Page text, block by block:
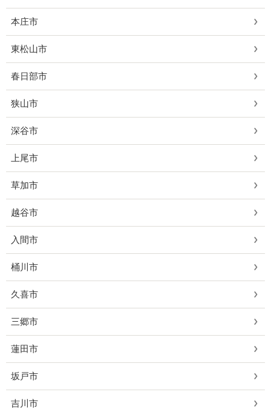
本庄市
東松山市
春日部市
狭山市
深谷市
上尾市
草加市
越谷市
入間市
桶川市
久喜市
三郷市
蓮田市
坂戸市
吉川市